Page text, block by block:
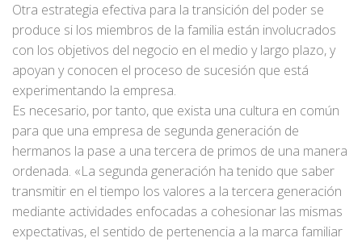
Otra estrategia efectiva para la transición del poder se
produce si los miembros de la familia están involucrados
con los objetivos del negocio en el medio y largo plazo, y
apoyan y conocen el proceso de sucesión que está
experimentando la empresa.
Es necesario, por tanto, que exista una cultura en común
para que una empresa de segunda generación de
hermanos la pase a una tercera de primos de una manera
ordenada. «La segunda generación ha tenido que saber
transmitir en el tiempo los valores a la tercera generación
mediante actividades enfocadas a cohesionar las mismas
expectativas, el sentido de pertenencia a la marca familiar